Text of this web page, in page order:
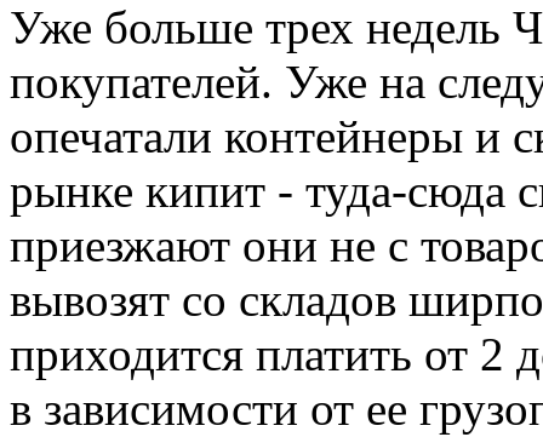
Уже больше трех недель
покупателей. Уже на
опечатали контейнеры и
рынке кипит - туда-сюда
приезжают они не с
вывозят со складов
приходится платить от 2
в зависимости от ее